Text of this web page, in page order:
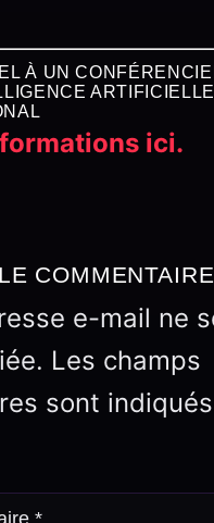
À UN
ARTIFICIELLE
ici.
COMMENTAIRE
e-mail ne
Les champs
sont indiqués